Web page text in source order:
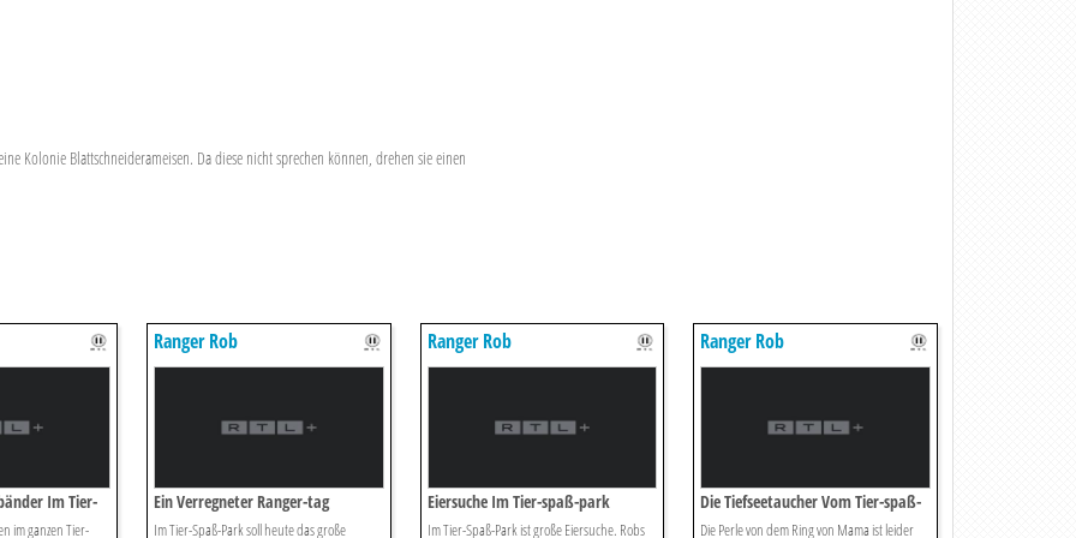
Kolonie Blattschneiderameisen. Da diese nicht sprechen können, drehen sie einen
Im Tier-
im ganzen Tier-
Ranger Rob
Ein Verregneter Ranger-tag
Im Tier-Spaß-Park soll heute das große
Ranger Rob
Eiersuche Im Tier-spaß-park
Im Tier-Spaß-Park ist große Eiersuche. Robs
Ranger Rob
Die Tiefseetaucher Vom Tier-spaß-
park
Die Perle von dem Ring von Mama ist leider